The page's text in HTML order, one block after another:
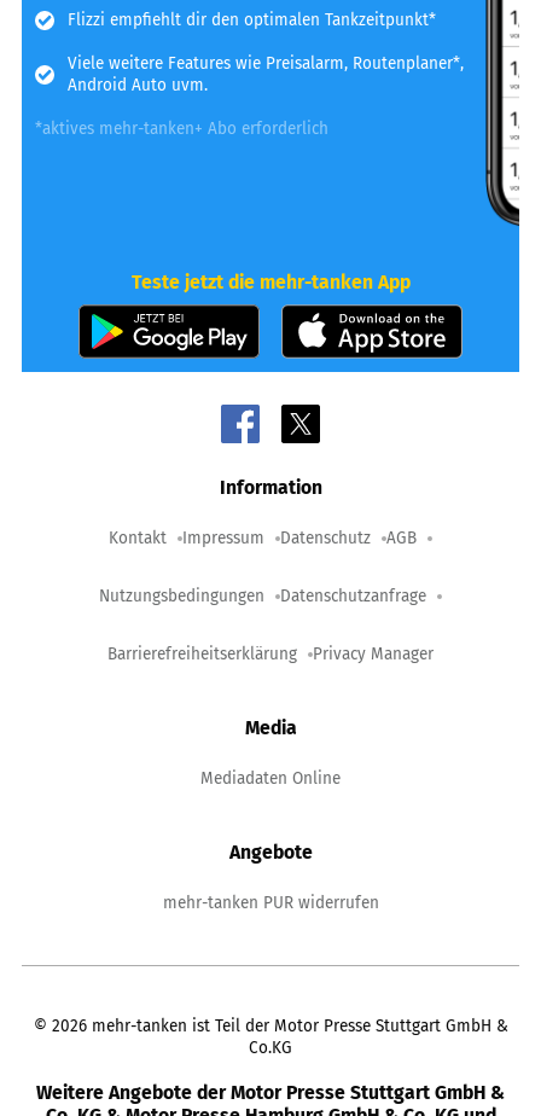
Flizzi empfiehlt dir den optimalen Tankzeitpunkt*
Viele weitere Features wie Preisalarm, Routenplaner*,
Android Auto uvm.
*aktives mehr-tanken+ Abo erforderlich
Teste jetzt die mehr-tanken App
Information
Kontakt Impressum Datenschutz AGB
Nutzungsbedingungen Datenschutzanfrage
Barrierefreiheitserklärung Privacy Manager
Media
Mediadaten Online
Angebote
mehr-tanken PUR widerrufen
© 2026 mehr-tanken ist Teil der Motor Presse Stuttgart GmbH &
Co.KG
Weitere Angebote der Motor Presse Stuttgart GmbH &